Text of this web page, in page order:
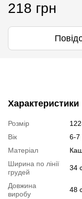
218 грн
Характеристики
Розмір
Вік
6-7
Матеріал
Ширина по лінії
грудей
34
Довжина
виробу
48